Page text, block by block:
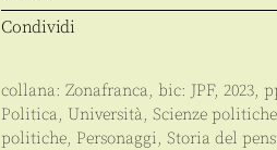
Condividi
collana: Zonafranca, bic: JPF, 2023,
Politica, Università, Scienze
politiche, Personaggi, Storia del